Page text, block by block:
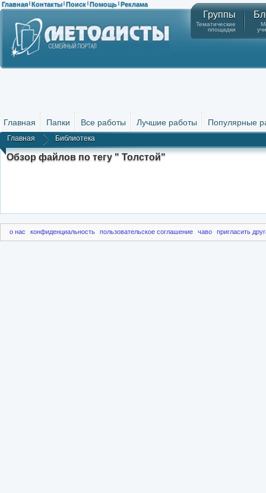
Главная | Контакты | Поиск | Помощь | Реклама
Группы
Тематические
площадки
Главная Папки Все работы Лучшие работы Популярные
Главная Библиотека
Обзор файлов по тегу " Толстой"
о нас конфиденциальность пользовательское соглашение чаво пригласить